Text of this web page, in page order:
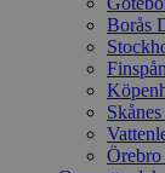
Borås
Örebro